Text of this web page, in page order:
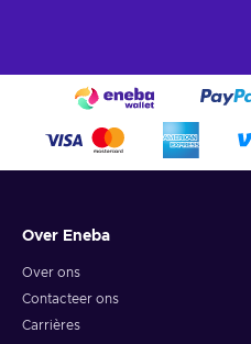
Over Eneba
Over ons
Contacteer ons
Carrières